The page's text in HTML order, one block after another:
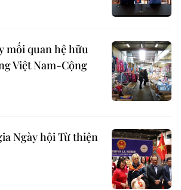
mối quan hệ hữu
Việt Nam-Cộng
Ngày hội Từ thiện